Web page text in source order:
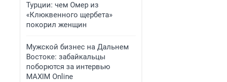
Турции: чем Омер из
«Клюквенного щербета»
покорил женщин
Мужской бизнес на Дальнем
Востоке: забайкальцы
поборются за интервью
MAXIM Online